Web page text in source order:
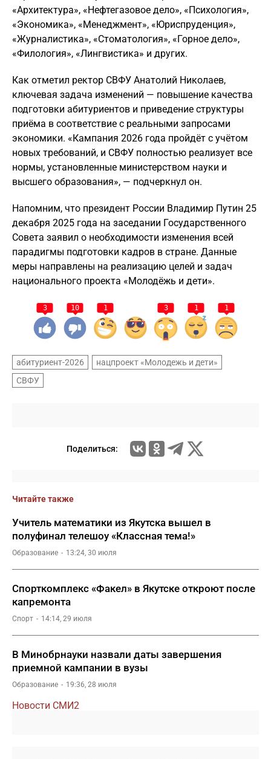
«Архитектура», «Нефтегазовое дело», «Психология»,
«Экономика», «Менеджмент», «Юриспруденция»,
«Журналистика», «Стоматология», «Горное дело»,
«Филология», «Лингвистика» и других.
Как отметил ректор СВФУ Анатолий Николаев,
ключевая задача изменений — повышение качества
подготовки абитуриентов и приведение структуры
приёма в соответствие с реальными запросами
экономики. «Кампания 2026 года пройдёт с учётом
новых требований, и СВФУ полностью реализует все
нормы, установленные министерством науки и
высшего образования», — подчеркнул он.
Напомним, что президент России Владимир Путин 25
декабря 2025 года на заседании Государственного
Совета заявил о необходимости изменения всей
парадигмы подготовки кадров в стране. Данные
меры направлены на реализацию целей и задач
национального проекта «Молодёжь и дети».
3 10 1 3 1 1
абитуриент-2026
нацпроект «Молодежь и дети»
СВФУ
Поделиться:
Читайте также
Учитель математики из Якутска вышел в
полуфинал телешоу «Классная тема!»
Образование 13:24, 30 июля
Спорткомплекс «Факел» в Якутске откроют после
капремонта
Спорт 14:14, 29 июля
В Минобрнауки назвали даты завершения
приемной кампании в вузы
Образование 19:36, 28 июля
Новости СМИ2